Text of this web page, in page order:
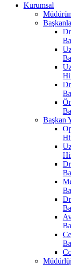
Kurumsal
Başkan